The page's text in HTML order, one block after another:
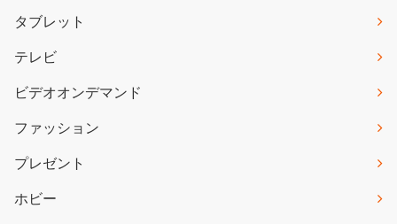
タブレット
テレビ
ビデオオンデマンド
ファッション
プレゼント
ホビー